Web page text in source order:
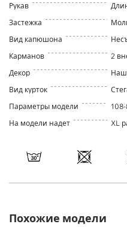
Рукав
Застежка
Вид капюшона
Карманов
2
Декор
Вид курток
Параметры модели
На модели надет
XL
Похожие модели